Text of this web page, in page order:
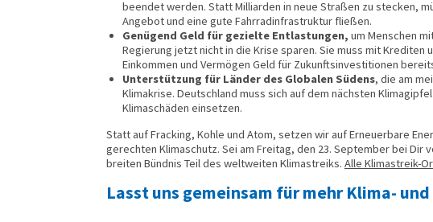
beendet werden. Statt Milliarden in neue Straßen zu stecken,
Angebot und eine gute Fahrradinfrastruktur fließen.
Genügend Geld für gezielte Entlastungen, um Menschen
Regierung jetzt nicht in die Krise sparen. Sie muss mit
Einkommen und Vermögen Geld für Zukunftsinvestitionen
Unterstützung für Länder des Globalen Südens, die am
Klimakrise. Deutschland muss sich auf dem nächsten
Klimaschäden einsetzen.
Statt auf Fracking, Kohle und Atom, setzen wir auf Erneuerbare
gerechten Klimaschutz. Sei am Freitag, den 23. September bei Dir
breiten Bündnis Teil des weltweiten Klimastreiks. Alle Klimastreik-
Lasst uns gemeinsam für mehr Klima-